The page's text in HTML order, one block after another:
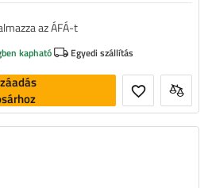
az ÁFÁ-t
kapható Egyedi szállítás